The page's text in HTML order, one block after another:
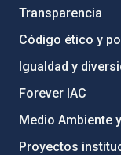
Transparencia
Código ético y
Igualdad y
Forever IAC
Medio Ambiente
Proyectos